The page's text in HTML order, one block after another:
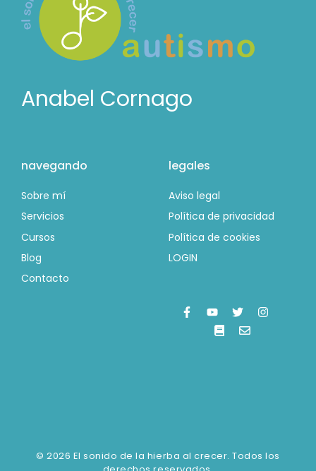
Anabel Cornago
navegando
Sobre mí
Servicios
Cursos
Blog
Contacto
legales
Aviso legal
Política de privacidad
Política de cookies
LOGIN
© 2026 El sonido de la hierba al crecer. Todos los